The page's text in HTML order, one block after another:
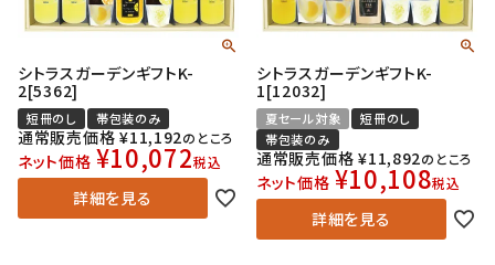
シトラスガーデンギフトK-
2[5362]
短冊のし 帯包装のみ
通常販売価格 ¥11,192のところ
ネット価格 ¥10,072税込
詳細を見る
シトラスガーデンギフトK-
1[12032]
夏セール対象
短冊のし
帯包装のみ
通常販売価格 ¥11,892のところ
ネット価格 ¥10,108税込
詳細を見る